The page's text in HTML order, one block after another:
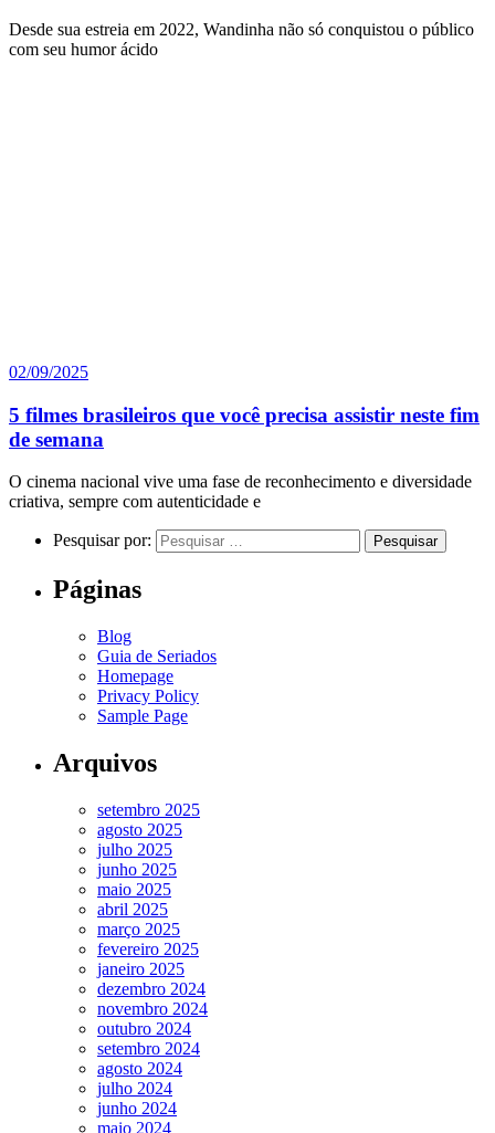
Desde sua estreia em 2022, Wandinha não só conquistou o público
com seu humor ácido
02/09/2025
5 filmes brasileiros que você precisa assistir neste fim
de semana
O cinema nacional vive uma fase de reconhecimento e diversidade
criativa, sempre com autenticidade e
Pesquisar por:
Páginas
Blog
Guia de Seriados
Homepage
Privacy Policy
Sample Page
Arquivos
setembro 2025
agosto 2025
julho 2025
junho 2025
maio 2025
abril 2025
março 2025
fevereiro 2025
janeiro 2025
dezembro 2024
novembro 2024
outubro 2024
setembro 2024
agosto 2024
julho 2024
junho 2024
maio 2024